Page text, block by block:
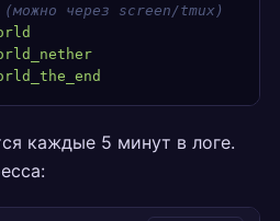
через screen/tmux)
каждые 5 минут в логе.